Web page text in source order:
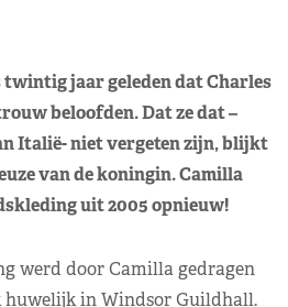
twintig jaar geleden dat Charles
beloofden. Dat ze dat –
Italië- niet vergeten zijn, blijkt
van de koningin. Camilla
uit 2005 opnieuw!
werd door Camilla gedragen
in Windsor Guildhall.